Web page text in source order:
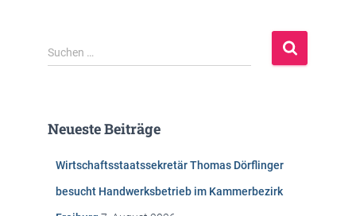
S
u
n
Suchen …
Neueste Beiträge
Wirtschaftsstaatssekretär Thomas Dörflinger
besucht Handwerksbetrieb im Kammerbezirk